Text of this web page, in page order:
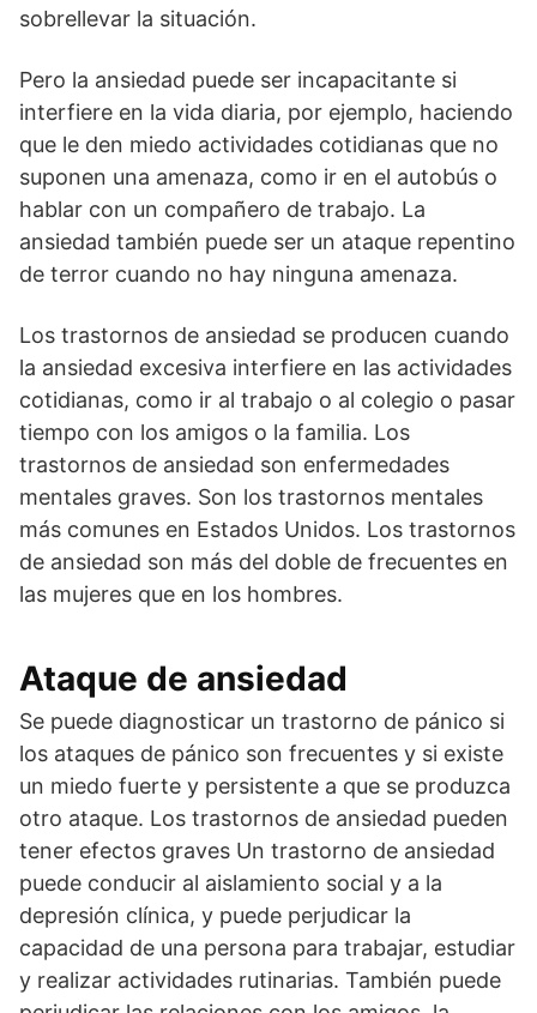
sobrellevar la situación.
Pero la ansiedad puede ser incapacitante si
interfiere en la vida diaria, por ejemplo, haciendo
que le den miedo actividades cotidianas que no
suponen una amenaza, como ir en el autobús o
hablar con un compañero de trabajo. La
ansiedad también puede ser un ataque repentino
de terror cuando no hay ninguna amenaza.
Los trastornos de ansiedad se producen cuando
la ansiedad excesiva interfiere en las actividades
cotidianas, como ir al trabajo o al colegio o pasar
tiempo con los amigos o la familia. Los
trastornos de ansiedad son enfermedades
mentales graves. Son los trastornos mentales
más comunes en Estados Unidos. Los trastornos
de ansiedad son más del doble de frecuentes en
las mujeres que en los hombres.
Ataque de ansiedad
Se puede diagnosticar un trastorno de pánico si
los ataques de pánico son frecuentes y si existe
un miedo fuerte y persistente a que se produzca
otro ataque. Los trastornos de ansiedad pueden
tener efectos graves Un trastorno de ansiedad
puede conducir al aislamiento social y a la
depresión clínica, y puede perjudicar la
capacidad de una persona para trabajar, estudiar
y realizar actividades rutinarias. También puede